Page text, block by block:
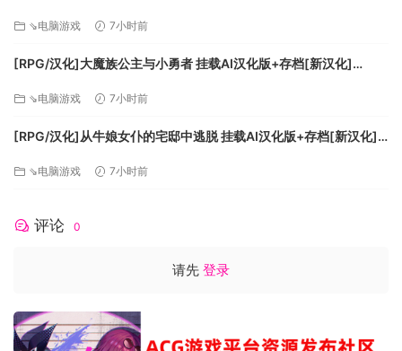
⇘电脑游戏 7小时前
[RPG/汉化]大魔族公主与小勇者 挂载AI汉化版+存档[新汉化]
⇘电脑游戏 7小时前
[RPG/汉化]从牛娘女仆的宅邸中逃脱 挂载AI汉化版+存档[新汉化]
⇘电脑游戏 7小时前
评论 0
请先 登录